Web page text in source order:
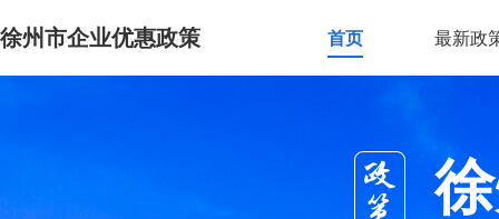
徐州市企业优惠政策 首页 最新政